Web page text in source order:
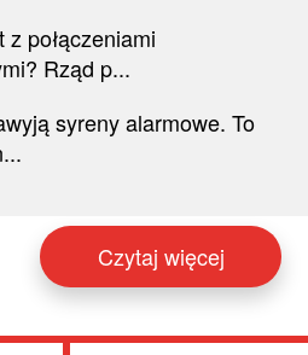
połączeniami
Rząd p...
syreny alarmowe. To
Czytaj więcej